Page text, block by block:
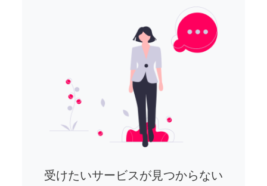
受けたいサービスが見つからない